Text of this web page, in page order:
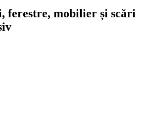
ferestre, mobilier și scări